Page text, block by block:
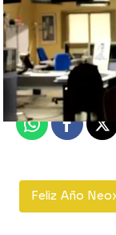
neox
Madrid
Publicado: 22
Whatsapp X
Feliz Año